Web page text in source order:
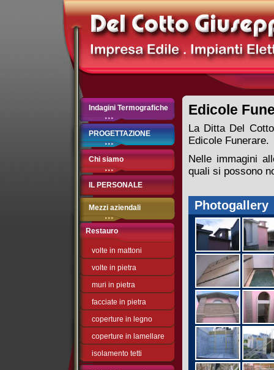
Indagini Termografiche
PROGETTAZIONE
Chi siamo
IL PERSONALE
Mezzi aziendali
Restauro
volte in mattoni
volte in pietra
muri in pietra
facciate in pietra
coperture in legno
coperture in lamellare
isolamento tetti
Edicole
La Ditta Del
Edicole Funerare.
Nelle immagini
quali si possono
Photogallery